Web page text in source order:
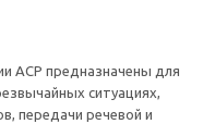
АСР предназначены для
ситуациях,
передачи речевой и